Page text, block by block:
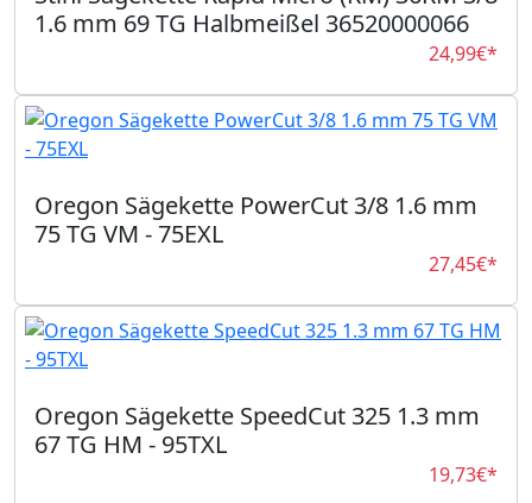
1.6 mm 69 TG Halbmeißel 36520000066
24,99€*
Oregon Sägekette PowerCut 3/8 1.6 mm
75 TG VM - 75EXL
27,45€*
Oregon Sägekette SpeedCut 325 1.3 mm
67 TG HM - 95TXL
19,73€*